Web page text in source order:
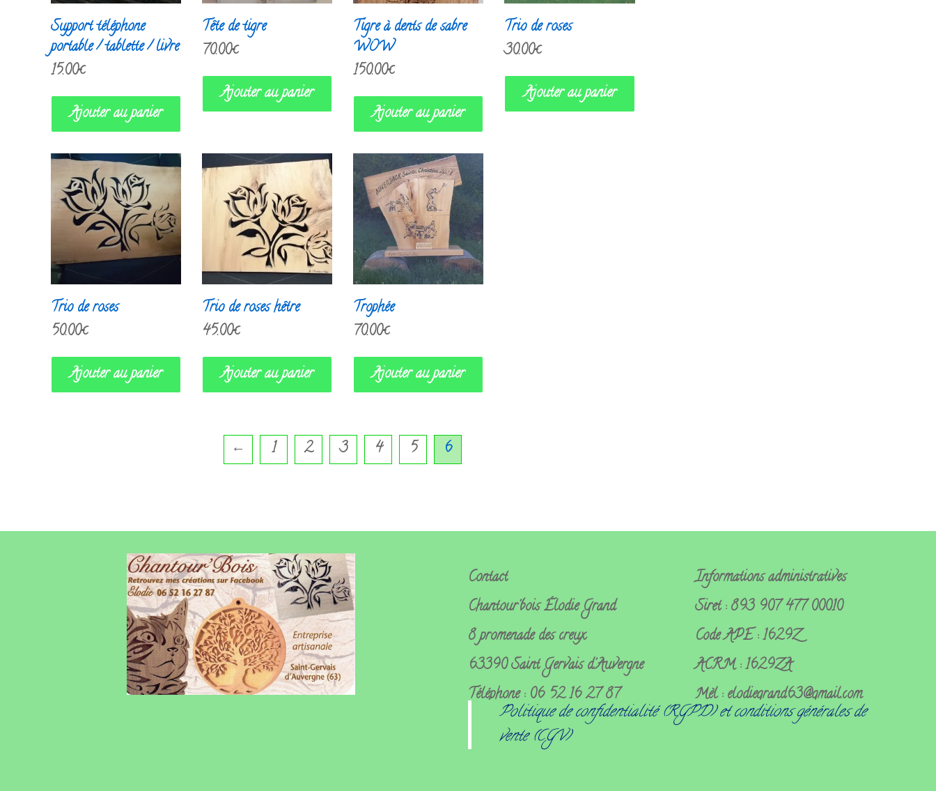
Support téléphone
portable / tablette / livre
15.00€
Ajouter au panier
Tête de tigre
70.00€
Ajouter au panier
Tigre à dents de sabre
WOW
150.00€
Ajouter au panier
Trio de roses
30.00€
Ajouter au panier
Trio de roses
50.00€
Ajouter au panier
Trio de roses hêtre
45.00€
Ajouter au panier
Trophée
70.00€
Ajouter au panier
← 1 2 3 4 5 6
Contact
Chantour'boisÉlodie Grand
8 promenade des creux
63390 Saint Gervais d'Auvergne
Téléphone : 06 52 16 27 87
Informations administratives
Siret : 893 907 477 00010
Code APE : 1629Z
ACRM : 1629ZA
Mèl : elodiegrand63@gmail.com
Politique de confidentialité (RGPD) et conditions générales de
vente (CGV)